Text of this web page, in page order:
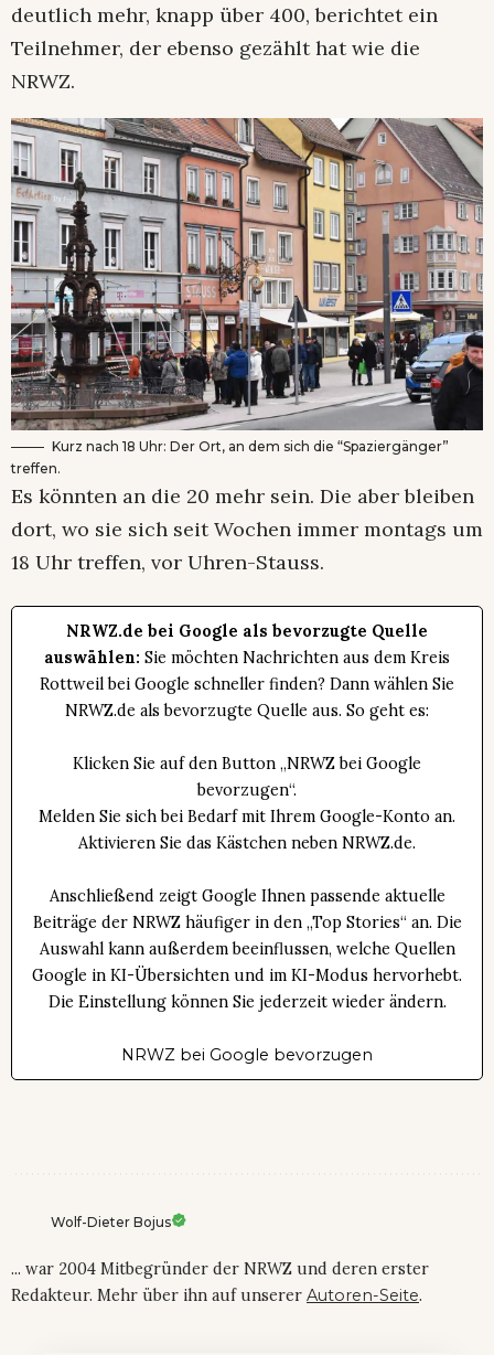
deutlich mehr, knapp über 400, berichtet ein
Teilnehmer, der ebenso gezählt hat wie die
NRWZ.
Kurz nach 18 Uhr: Der Ort, an dem sich die “Spaziergänger”
treffen.
Es könnten an die 20 mehr sein. Die aber bleiben
dort, wo sie sich seit Wochen immer montags um
18 Uhr treffen, vor Uhren-Stauss.
NRWZ.de bei Google als bevorzugte Quelle
auswählen: Sie möchten Nachrichten aus dem Kreis
Rottweil bei Google schneller finden? Dann wählen Sie
NRWZ.de als bevorzugte Quelle aus. So geht es:
Klicken Sie auf den Button „NRWZ bei Google
bevorzugen“.
Melden Sie sich bei Bedarf mit Ihrem Google-Konto an.
Aktivieren Sie das Kästchen neben NRWZ.de.
Anschließend zeigt Google Ihnen passende aktuelle
Beiträge der NRWZ häufiger in den „Top Stories“ an. Die
Auswahl kann außerdem beeinflussen, welche Quellen
Google in KI-Übersichten und im KI-Modus hervorhebt.
Die Einstellung können Sie jederzeit wieder ändern.
NRWZ bei Google bevorzugen
Wolf-Dieter Bojus
... war 2004 Mitbegründer der NRWZ und deren erster
Redakteur. Mehr über ihn auf unserer Autoren-Seite.